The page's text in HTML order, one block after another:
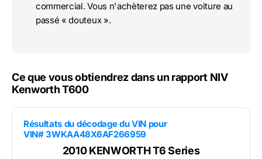
commercial. Vous n'achèterez pas une voiture au
passé « douteux ».
Ce que vous obtiendrez dans un rapport NIV
Kenworth T600
Résultats du décodage du VIN pour
VIN# 3WKAA48X6AF266959
2010 KENWORTH T6 Series